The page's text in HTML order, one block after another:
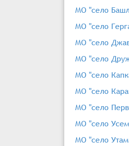
МО "село
МО "село
МО "село
МО "село
МО "село
МО "село
МО "село
МО "село
МО "село